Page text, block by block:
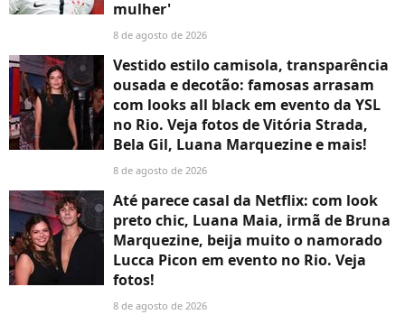
mulher'
8 de agosto de 2026
Vestido estilo camisola, transparência
ousada e decotão: famosas arrasam
com looks all black em evento da YSL
no Rio. Veja fotos de Vitória Strada,
Bela Gil, Luana Marquezine e mais!
8 de agosto de 2026
Até parece casal da Netflix: com look
preto chic, Luana Maia, irmã de Bruna
Marquezine, beija muito o namorado
Lucca Picon em evento no Rio. Veja
fotos!
8 de agosto de 2026